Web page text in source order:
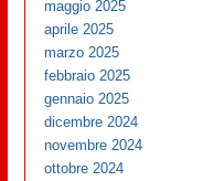
maggio 2025
aprile 2025
marzo 2025
febbraio 2025
gennaio 2025
dicembre 2024
novembre 2024
ottobre 2024